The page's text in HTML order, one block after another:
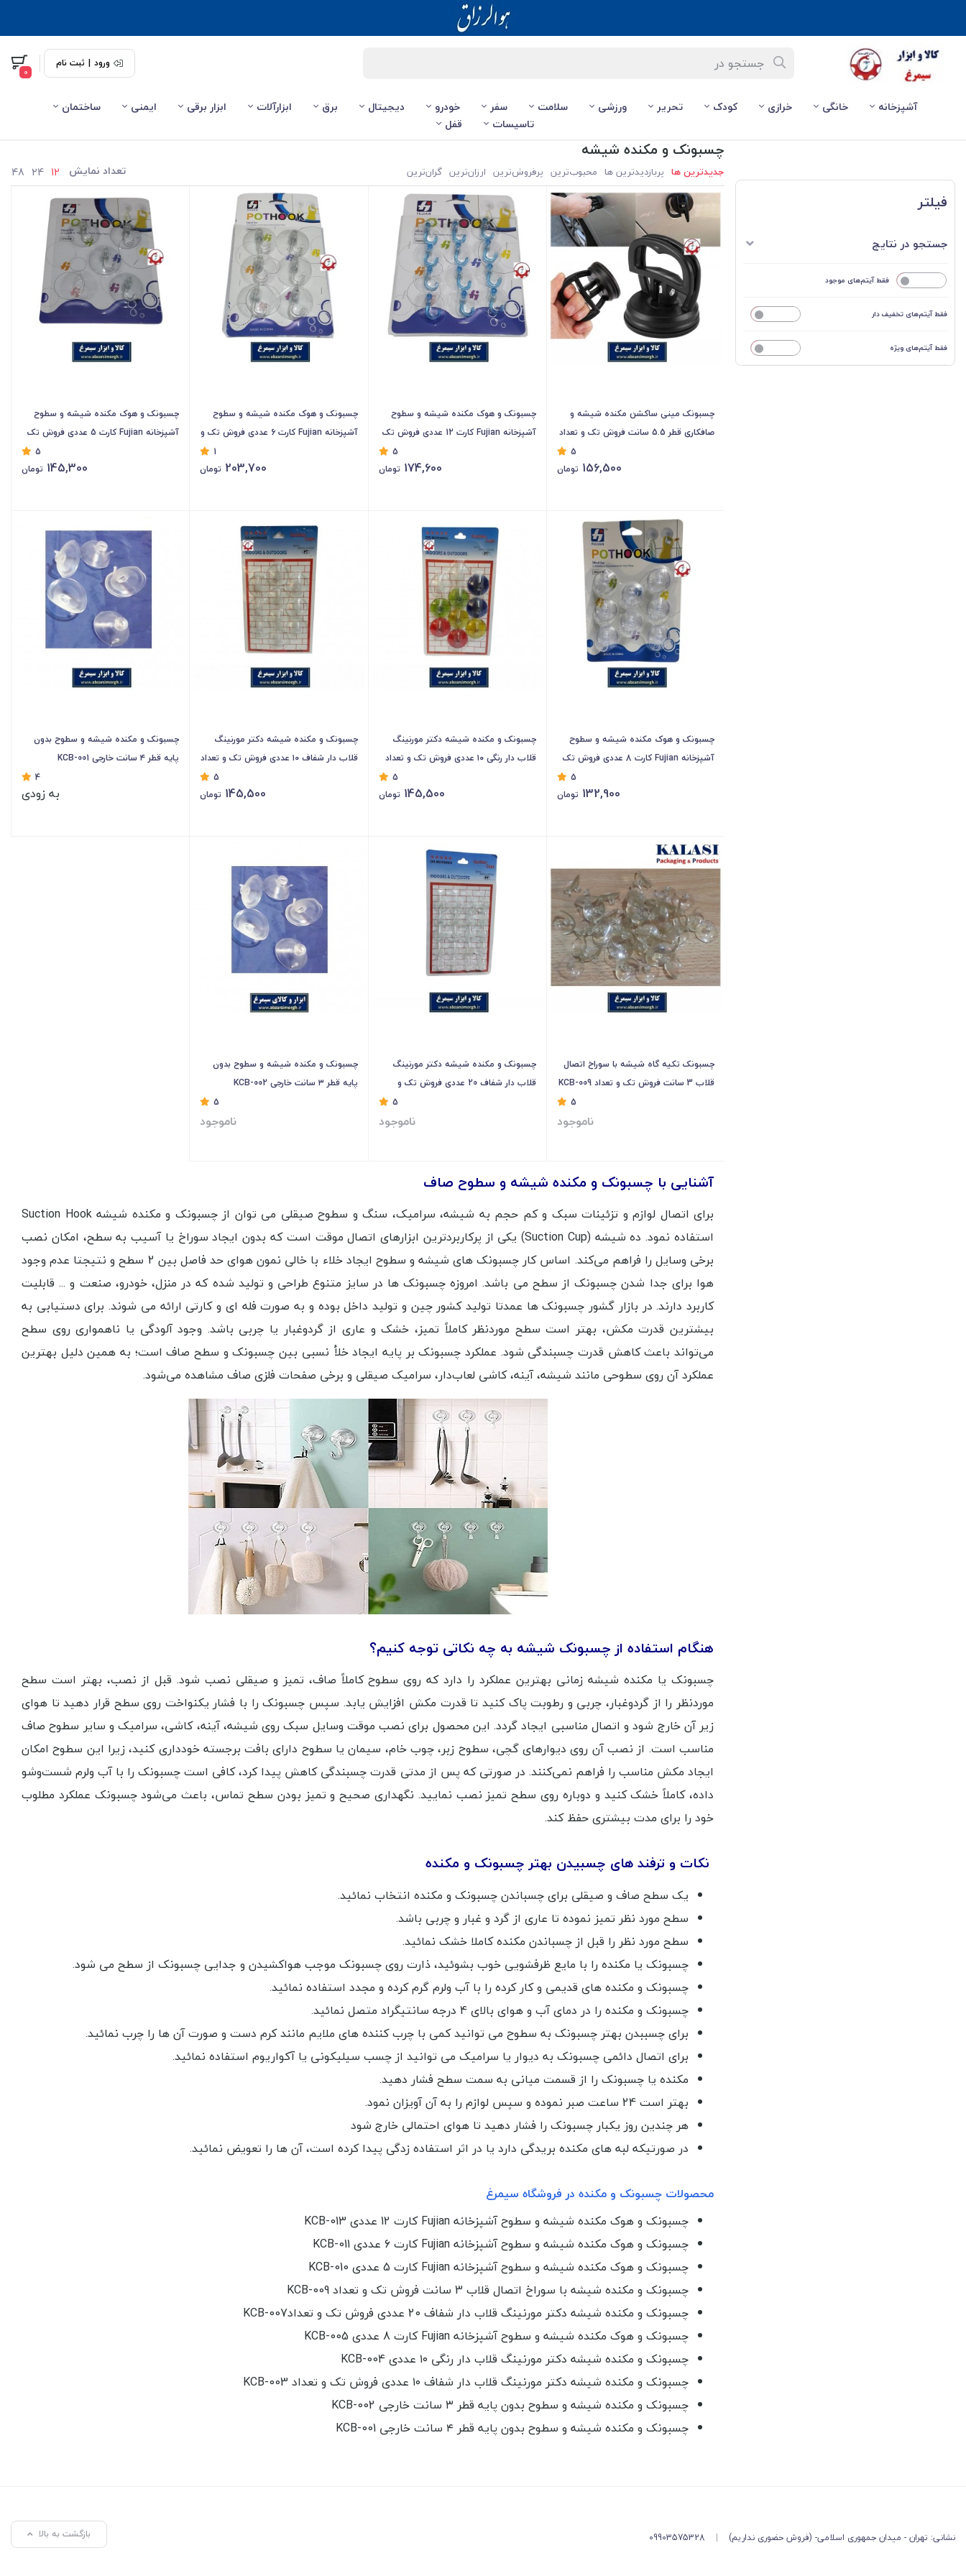
ورود | ثبت نام
0
آشپزخانه خانگی خرازی کودک تحریر ورزشی سلامت سفر خودرو دیجیتال برق ابزارآلات ابزار برقی ایمنی
ساختمان
تاسیسات
قفل
فیلتر
جستجو در نتایج
فقط آیتم‌های موجود
فقط آیتم‌های تخفیف دار
فقط آیتم‌های ویژه
چسبونک و مکنده شیشه
جدیدترین ها پربازدیدترین ها محبوب‌‌ترین پرفروش‌ترین ارزان‌ترین گران‌ترین تعداد نمایش 12
24
48
چسبونک مینی ساکشن مکنده شیشه و
صافکاری قطر 5.5 سانت فروش تک و تعداد
5
156,500 تومان
چسبونک و هوک مکنده شیشه و سطوح
آشپزخانه Fujian کارت 12 عددی فروش تک
5
174,600 تومان
چسبونک و هوک مکنده شیشه و سطوح
آشپزخانه Fujian کارت 6 عددی فروش تک و
1
203,700 تومان
چسبونک و هوک مکنده شیشه و سطوح
آشپزخانه Fujian کارت 5 عددی فروش تک
5
145,300 تومان
چسبونک و هوک مکنده شیشه و سطوح
آشپزخانه Fujian کارت 8 عددی فروش تک
5
132,900 تومان
چسبونک و مکنده شیشه دکتر مورنینگ
قلاب دار رنگی ۱۰ عددی فروش تک و تعداد
5
145,500 تومان
چسبونک و مکنده شیشه دکتر مورنینگ
قلاب دار شفاف ۱۰ عددی فروش تک و تعداد
5
145,500 تومان
چسبونک و مکنده شیشه و سطوح بدون
پایه قطر ۴ سانت خارجی KCB-001
4
به زودی
چسبونک تکیه گاه شیشه با سوراخ اتصال
قلاب 3 سانت فروش تک و تعداد KCB-009
5
ناموجود
چسبونک و مکنده شیشه دکتر مورنینگ
قلاب دار شفاف 20 عددی فروش تک و
5
ناموجود
چسبونک و مکنده شیشه و سطوح بدون
پایه قطر ۳ سانت خارجی KCB-002
5
ناموجود
آشنایی با چسبونک و مکنده شیشه و سطوح صاف
برای اتصال لوازم و تزئینات سبک و کم حجم به شیشه، سرامیک، سنگ و سطوح صیقلی می توان از چسبونک و مکنده شیشه Suction Hook
استفاده نمود. ده شیشه (Suction Cup) یکی از پرکاربردترین ابزارهای اتصال موقت است که بدون ایجاد سوراخ یا آسیب به سطح، امکان نصب
برخی وسایل را فراهم می‌کند. اساس کار چسبونک های شیشه و سطوح ایجاد خلاء با خالی نمون هوای حد فاصل بین 2 سطح و نتیجتا عدم وجود
هوا برای جدا شدن چسبونک از سطح می باشد. امروزه چسبونک ها در سایز متنوع طراحی و تولید شده که در منزل، خودرو، صنعت و ... قابلیت
کاربرد دارند. در بازار گشور چسبونک ها عمدتا تولید کشور چین و تولید داخل بوده و به صورت فله ای و کارتی ارائه می شوند. برای دستیابی به
بیشترین قدرت مکش، بهتر است سطح موردنظر کاملاً تمیز، خشک و عاری از گردوغبار یا چربی باشد. وجود آلودگی یا ناهمواری روی سطح
می‌تواند باعث کاهش قدرت چسبندگی شود. عملکرد چسبونک بر پایه ایجاد خلأ نسبی بین چسبونک و سطح صاف است؛ به همین دلیل بهترین
عملکرد آن روی سطوحی مانند شیشه، آینه، کاشی لعاب‌دار، سرامیک صیقلی و برخی صفحات فلزی صاف مشاهده می‌شود.
هنگام استفاده از چسبونک شیشه به چه نکاتی توجه کنیم؟
چسبونک یا مکنده شیشه زمانی بهترین عملکرد را دارد که روی سطوح کاملاً صاف، تمیز و صیقلی نصب شود. قبل از نصب، بهتر است سطح
موردنظر را از گردوغبار، چربی و رطوبت پاک کنید تا قدرت مکش افزایش یابد. سپس چسبونک را با فشار یکنواخت روی سطح قرار دهید تا هوای
زیر آن خارج شود و اتصال مناسبی ایجاد گردد. این محصول برای نصب موقت وسایل سبک روی شیشه، آینه، کاشی، سرامیک و سایر سطوح صاف
مناسب است. از نصب آن روی دیوارهای گچی، سطوح زبر، چوب خام، سیمان یا سطوح دارای بافت برجسته خودداری کنید، زیرا این سطوح امکان
ایجاد مکش مناسب را فراهم نمی‌کنند. در صورتی که پس از مدتی قدرت چسبندگی کاهش پیدا کرد، کافی است چسبونک را با آب ولرم شست‌وشو
داده، کاملاً خشک کنید و دوباره روی سطح تمیز نصب نمایید. نگهداری صحیح و تمیز بودن سطح تماس، باعث می‌شود چسبونک عملکرد مطلوب
خود را برای مدت بیشتری حفظ کند.
نکات و ترفند های چسبیدن بهتر چسبونک و مکنده
یک سطح صاف و صیقلی برای چسباندن چسبونک و مکنده انتخاب نمائید.
سطح مورد نظر تمیز نموده تا عاری از گرد و غبار و چربی باشد.
سطح مورد نظر را قبل از چسباندن مکنده کاملا خشک نمائید.
چسبونک یا مکنده را با مایع ظرفشویی خوب بشوئید، ذارت روی چسبونک موجب هواکشیدن و جدایی چسبونک از سطح می شود.
چسبونک و مکنده های قدیمی و کار کرده را با آب ولرم گرم کرده و مجدد استفاده نمائید.
چسبونک و مکنده را در دمای آب و هوای بالای 4 درجه سانتیگراد متصل نمائید.
برای چسببدن بهتر چسبونک به سطوح می توانید کمی با چرب کننده های ملایم مانند کرم دست و صورت آن ها را چرب نمائید.
برای اتصال دائمی چسبونک به دیوار یا سرامیک می توانید از چسب سیلیکونی یا آکواریوم استفاده نمائید.
مکنده یا چسبونک را از قسمت میانی به سمت سطح فشار دهید.
بهتر است 24 ساعت صبر نموده و سپس لوازم را به آن آویزان نمود.
هر چندین روز یکبار چسبونک را فشار دهید تا هوای احتمالی خارج شود
در صورتیکه لبه های مکنده بریدگی دارد یا در اثر استفاده زدگی پیدا کرده است، آن ها را تعویض نمائید.
محصولات چسبونک و مکنده در فروشگاه سیمرغ
چسبونک و هوک مکنده شیشه و سطوح آشپزخانه Fujian کارت 12 عددی KCB-013
چسبونک و هوک مکنده شیشه و سطوح آشپزخانه Fujian کارت 6 عددی KCB-011
چسبونک و هوک مکنده شیشه و سطوح آشپزخانه Fujian کارت 5 عددی KCB-010
چسبونک و مکنده شیشه با سوراخ اتصال قلاب 3 سانت فروش تک و تعداد KCB-009
چسبونک و مکنده شیشه دکتر مورنینگ قلاب دار شفاف 20 عددی فروش تک و تعدادKCB-007
چسبونک و هوک مکنده شیشه و سطوح آشپزخانه Fujian کارت 8 عددی KCB-005
چسبونک و مکنده شیشه دکتر مورنینگ قلاب دار رنگی ۱۰ عددی KCB-004
چسبونک و مکنده شیشه دکتر مورنینگ قلاب دار شفاف ۱۰ عددی فروش تک و تعداد KCB-003
چسبونک و مکنده شیشه و سطوح بدون پایه قطر ۳ سانت خارجی KCB-002
چسبونک و مکنده شیشه و سطوح بدون پایه قطر ۴ سانت خارجی KCB-001
نشانی: تهران - میدان جمهوری اسلامی- (فروش حضوری نداریم) |
09903575328 بازگشت به بالا